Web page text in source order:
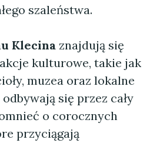
szaleństwa.
Klecina znajdują się
kulturowe, takie jak
muzea oraz lokalne
się przez cały
o corocznych
przyciągają